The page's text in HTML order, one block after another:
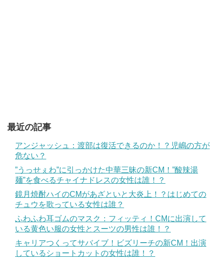
最近の記事
アンジャッシュ：渡部は復活できるのか！？児嶋の方が
危ない？
”うっせぇわ”に引っかけた中華三昧の新CM！”酸辣湯
麺”を食べるチャイナドレスの女性は誰！？
鏡月焼酎ハイのCMがあざといと大炎上！？はじめての
チュウを歌っている女性は誰？
ふわふわ耳ゴムのマスク：フィッティ！CMに出演して
いる黄色い服の女性とスーツの男性は誰！？
キャリアつくってサバイブ！ビズリーチの新CM！出演
しているショートカットの女性は誰！？